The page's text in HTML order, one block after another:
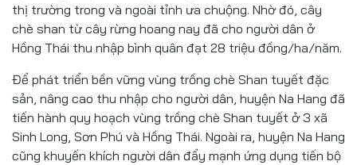
thị trường trong và ngoài tỉnh ưa chuộng. Nhờ đó, cây
chè shan từ cây rừng hoang nay đã cho người dân ở
Hồng Thái thu nhập bình quân đạt 28 triệu đồng/ha/năm.
Để phát triển bền vững vùng trồng chè Shan tuyết đặc
sản, nâng cao thu nhập cho người dân, huyện Na Hang đã
tiến hành quy hoạch vùng trồng chè Shan tuyết ở 3 xã
Sinh Long, Sơn Phú và Hồng Thái. Ngoài ra, huyện Na Hang
cũng khuyến khích người dân đẩy mạnh ứng dụng tiến bộ